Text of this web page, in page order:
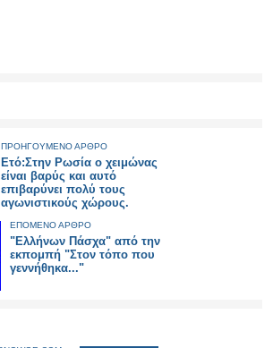
ΠΡΟΗΓΟΥΜΕΝΟ ΑΡΘΡΟ
Ετό:Στην Ρωσία ο χειμώνας
είναι βαρύς και αυτό
επιβαρύνει πολύ τους
αγωνιστικούς χώρους.
ΕΠΟΜΕΝΟ ΑΡΘΡΟ
"Ελλήνων Πάσχα" από την
εκπομπή "Στον τόπο που
γεννήθηκα..."